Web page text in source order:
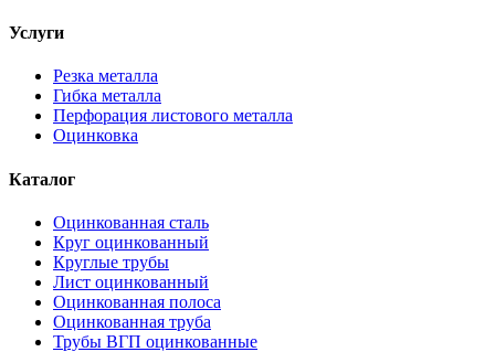
Услуги
Резка металла
Гибка металла
Перфорация листового металла
Оцинковка
Каталог
Оцинкованная сталь
Круг оцинкованный
Круглые трубы
Лист оцинкованный
Оцинкованная полоса
Оцинкованная труба
Трубы ВГП оцинкованные